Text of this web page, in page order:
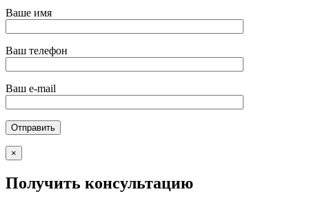
Ваше имя
Ваш телефон
Ваш e-mail
×
Получить консультацию